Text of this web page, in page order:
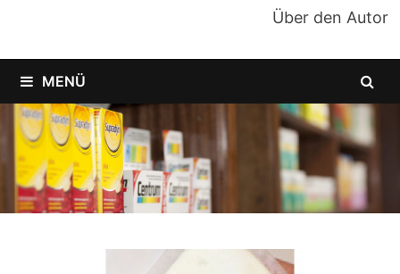
Über den Autor
MENÜ